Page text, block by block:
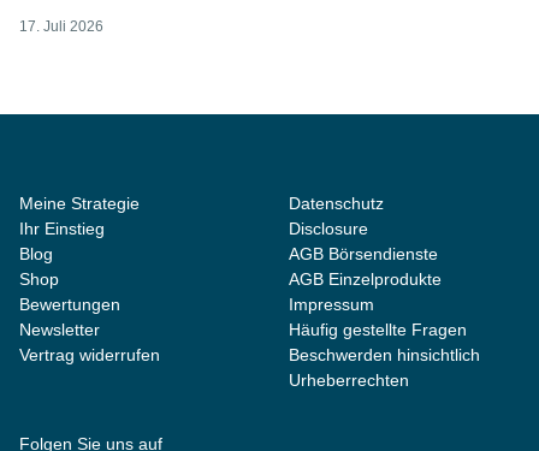
17. Juli 2026
Meine Strategie
Ihr Einstieg
Blog
Shop
Bewertungen
Newsletter
Vertrag widerrufen
Datenschutz
Disclosure
AGB Börsendienste
AGB Einzelprodukte
Impressum
Häufig gestellte Fragen
Beschwerden hinsichtlich
Urheberrechten
Folgen Sie uns auf